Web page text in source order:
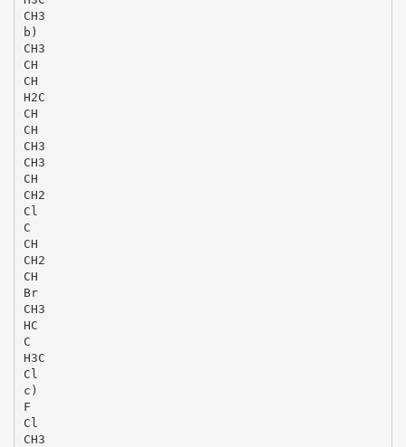
CH3
b)
CH3
CH
CH
H2C
CH
CH
CH3
CH3
CH
CH2
Cl
C
CH
CH2
CH
Br
CH3
HC
C
H3C
Cl
c)
F
Cl
CH3